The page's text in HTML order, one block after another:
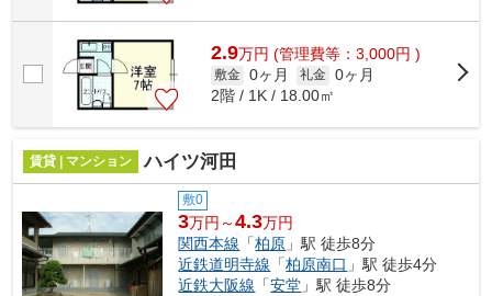
2.9万円 (管理費等：3,000円 )
敷金 0ヶ月 礼金 0ヶ月
2階 / 1K / 18.00㎡
賃貸 | マンション ハイツ河田
敷0
3万円～4.3万円
関西本線 「柏原 」駅 徒歩8分
近鉄道明寺線 「柏原南口 」駅 徒歩4分
近鉄大阪線 「安堂 」駅 徒歩8分